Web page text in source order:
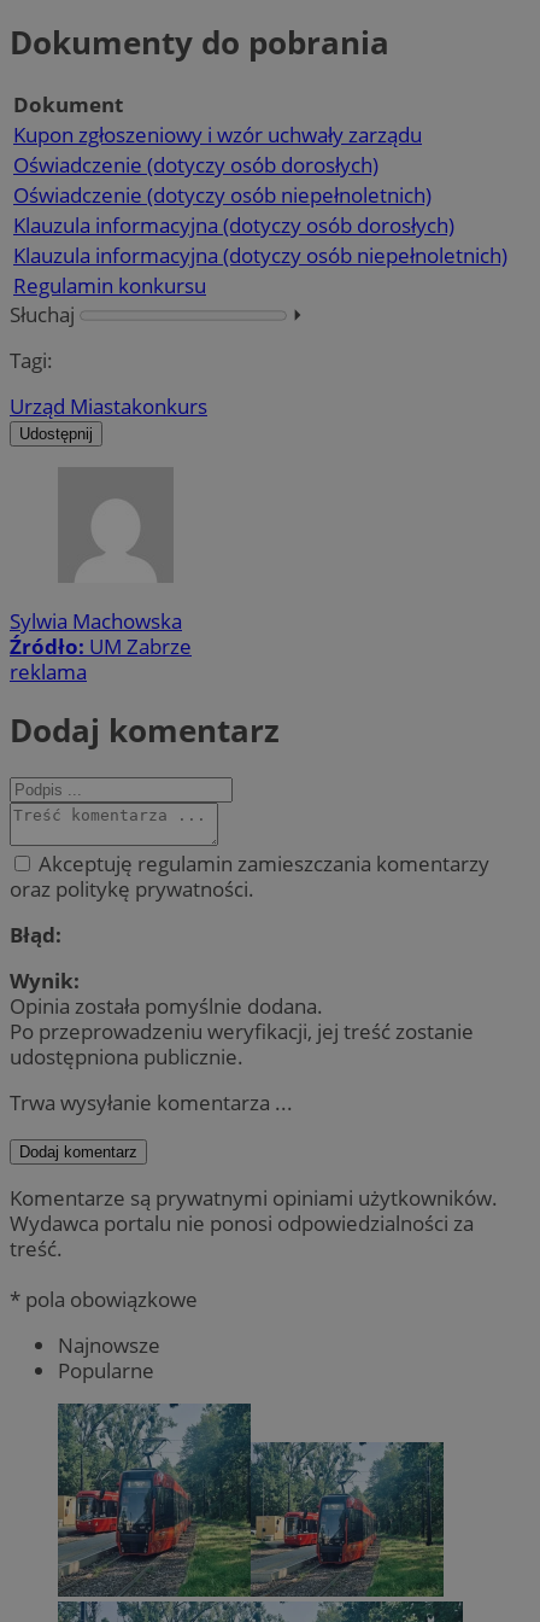
Dokumenty do pobrania
Dokument
Kupon zgłoszeniowy i wzór uchwały zarządu
Oświadczenie (dotyczy osób dorosłych)
Oświadczenie (dotyczy osób niepełnoletnich)
Klauzula informacyjna (dotyczy osób dorosłych)
Klauzula informacyjna (dotyczy osób niepełnoletnich)
Regulamin konkursu
Słuchaj
⏵︎
Tagi:
Urząd Miastakonkurs
Udostępnij
Sylwia Machowska
Źródło: UM Zabrze
reklama
Dodaj komentarz
Akceptuję regulamin zamieszczania komentarzy
oraz politykę prywatności.
Błąd:
Wynik:
Opinia została pomyślnie dodana.
Po przeprowadzeniu weryfikacji, jej treść zostanie
udostępniona publicznie.
Trwa wysyłanie komentarza ...
Dodaj komentarz
Komentarze są prywatnymi opiniami użytkowników.
Wydawca portalu nie ponosi odpowiedzialności za
treść.
* pola obowiązkowe
Najnowsze
Popularne